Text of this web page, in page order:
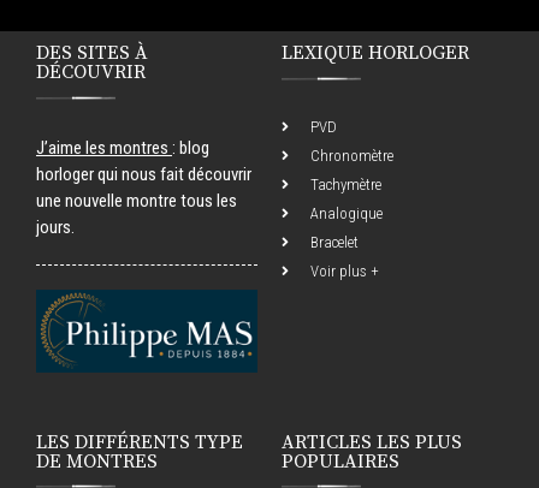
DES SITES À
DÉCOUVRIR
J’aime les montres : blog
horloger qui nous fait découvrir
une nouvelle montre tous les
jours.
LEXIQUE HORLOGER
PVD
Chronomètre
Tachymètre
Analogique
Bracelet
Voir plus +
LES DIFFÉRENTS TYPE
DE MONTRES
ARTICLES LES PLUS
POPULAIRES